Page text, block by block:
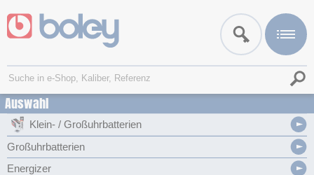
Auswahl
Klein- / Großuhrbatterien
Großuhrbatterien
Energizer